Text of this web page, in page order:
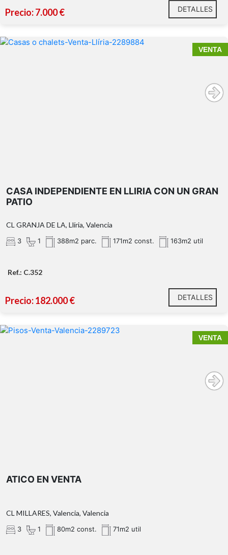
Precio: 7.000 € DETALLES
VENTA
CASA INDEPENDIENTE EN LLIRIA CON UN GRAN
PATIO
CL GRANJA DE LA, Llíria, Valencia
3 1 388m2 parc. 171m2 const. 163m2 util
Ref.: C.352
Precio: 182.000 € DETALLES
VENTA
ATICO EN VENTA
CL MILLARES, Valencia, Valencia
3 1 80m2 const. 71m2 util